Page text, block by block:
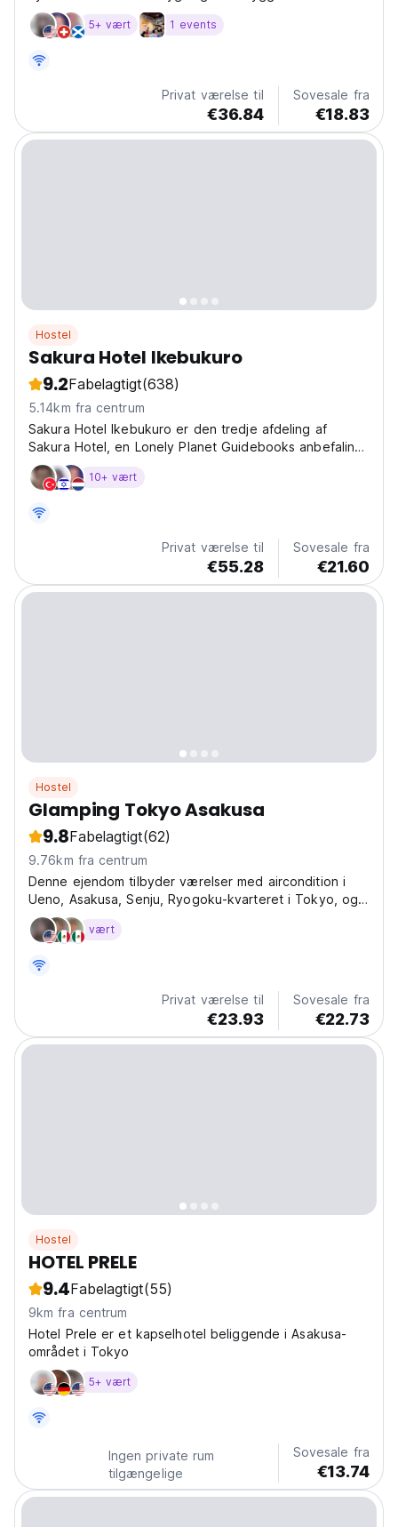
5+ vært 1 events
Privat værelse til
€36.84
Sovesale fra
€18.83
Hostel
Sakura Hotel Ikebukuro
9.2Fabelagtigt(638)
5.14km fra centrum
Sakura Hotel Ikebukuro er den tredje afdeling af
Sakura Hotel, en Lonely Planet Guidebooks anbefaling,
der
10+ vært
Privat værelse til
€55.28
Sovesale fra
€21.60
Hostel
Glamping Tokyo Asakusa
9.8Fabelagtigt(62)
9.76km fra centrum
Denne ejendom tilbyder værelser med aircondition i
Ueno, Asakusa, Senju, Ryogoku-kvarteret i Tokyo, og
byder på familieværelser og en terrasse.
vært
Privat værelse til
€23.93
Sovesale fra
€22.73
Hostel
HOTEL PRELE
9.4Fabelagtigt(55)
9km fra centrum
Hotel Prele er et kapselhotel beliggende i Asakusa-
området i Tokyo
5+ vært
Ingen private rum
tilgængelige
Sovesale fra
€13.74